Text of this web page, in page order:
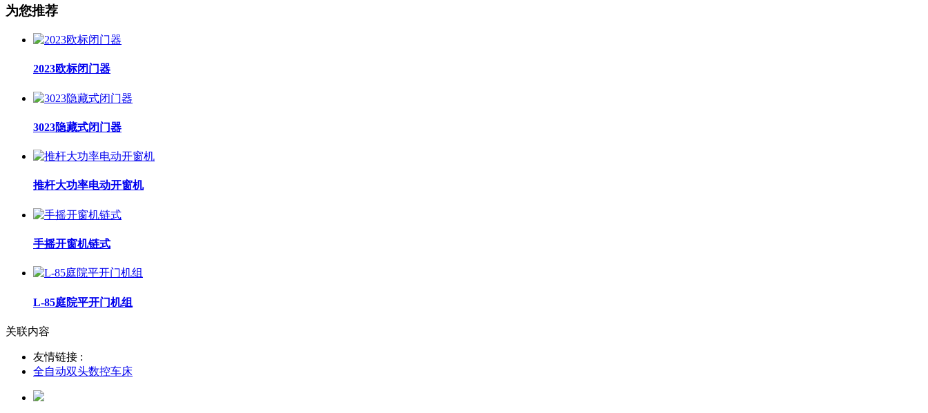
为您推荐
2023欧标闭门器
3023隐藏式闭门器
推杆大功率电动开窗机
手摇开窗机链式
L-85庭院平开门机组
关联内容
友情链接 :
全自动双头数控车床